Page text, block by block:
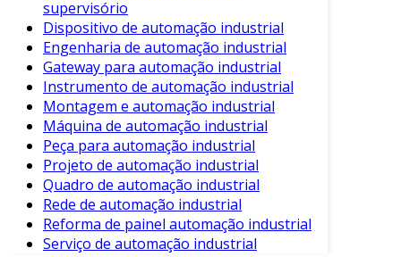
aumenta.
Estes benefícios ajudam as empresas a se
manterem competitivas no mercado global.
Além disso, a automação facilita a adaptação a
mudanças nas demandas do consumidores.
Tecnologias Utilizadas
Diversas tecnologias podem ser utilizadas na
automação industrial. As mais comuns incluem:
Controladores Lógicos Programáveis
supervisório
Dispositivo de automação industrial
Engenharia de automação industrial
Gateway para automação industrial
Instrumento de automação industrial
Montagem e automação industrial
Máquina de automação industrial
Peça para automação industrial
Projeto de automação industrial
Quadro de automação industrial
Rede de automação industrial
Reforma de painel automação industrial
Serviço de automação industrial